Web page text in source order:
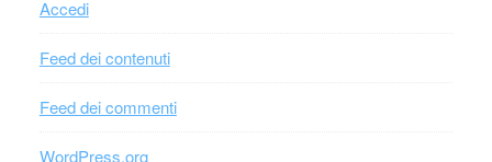
Accedi
Feed dei contenuti
Feed dei commenti
WordPress.org